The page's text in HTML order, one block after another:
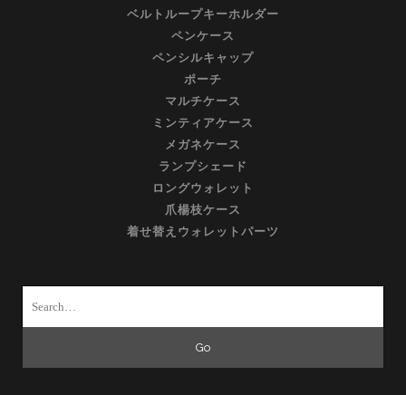
ベルトループキーホルダー
ペンケース
ペンシルキャップ
ポーチ
マルチケース
ミンティアケース
メガネケース
ランプシェード
ロングウォレット
爪楊枝ケース
着せ替えウォレットパーツ